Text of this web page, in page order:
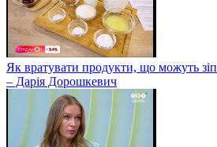
Як вратувати продукти, що можуть
– Дарія Дорошкевич